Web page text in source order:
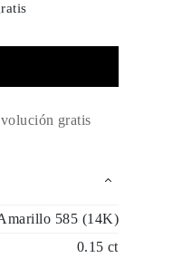
gratis
585 (14K)
0.15 ct